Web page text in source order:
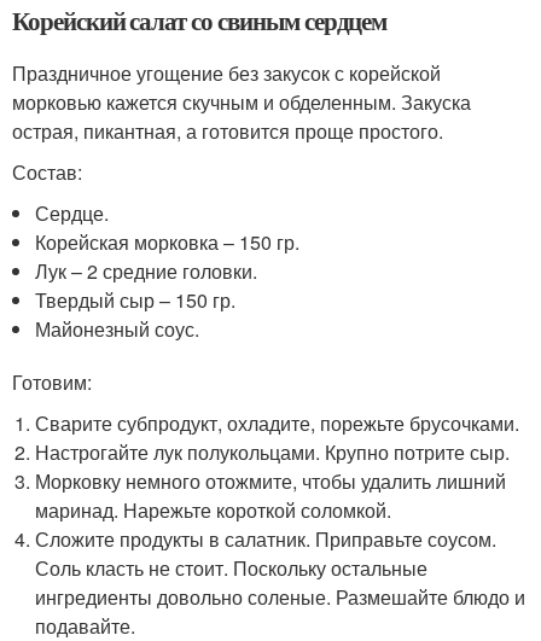
Корейский салат со свиным сердцем
Праздничное угощение без закусок с корейской
морковью кажется скучным и обделенным. Закуска
острая, пикантная, а готовится проще простого.
Состав:
Сердце.
Корейская морковка – 150 гр.
Лук – 2 средние головки.
Твердый сыр – 150 гр.
Майонезный соус.
Готовим:
Сварите субпродукт, охладите, порежьте брусочками.
Настрогайте лук полукольцами. Крупно потрите сыр.
Морковку немного отожмите, чтобы удалить лишний
маринад. Нарежьте короткой соломкой.
Сложите продукты в салатник. Приправьте соусом.
Соль класть не стоит. Поскольку остальные
ингредиенты довольно соленые. Размешайте блюдо и
подавайте.